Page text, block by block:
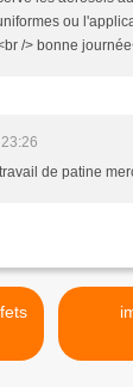
ou
/> bonne
de patine